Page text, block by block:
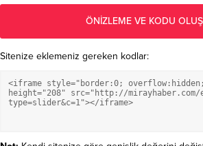
Sitenize eklemeniz gereken kodlar: